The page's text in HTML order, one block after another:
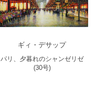
ギィ・デサップ
パリ、夕暮れのシャンゼリゼ
(30号)